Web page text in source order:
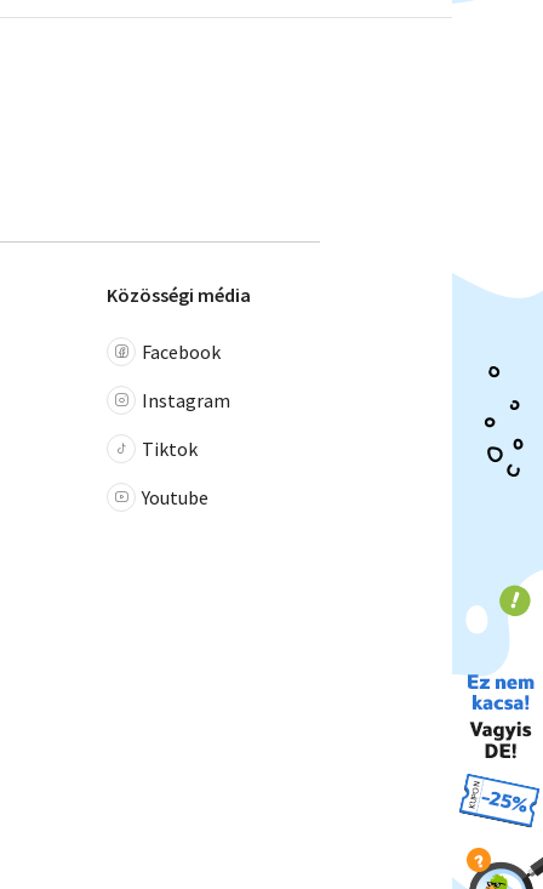
Közösségi média
Facebook
Instagram
Tiktok
Youtube